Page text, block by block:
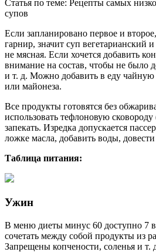
Статья по теме: Рецепты самых
супов
Если запланировано первое и
гарнир, значит суп вегетарианский
не мясная. Если хочется добавить
внимание на состав, чтобы не было
и т. д. Можно добавить в еду
или майонеза.
Все продукты готовятся без
использовать тефлоновую сковороду
запекать. Изредка допускается
ложке масла, добавить воды,
Таблица питания:
Ужин
В меню диеты минус 60 доступно 7
сочетать между собой продукты из
Запрещены копчености, соленья и т.